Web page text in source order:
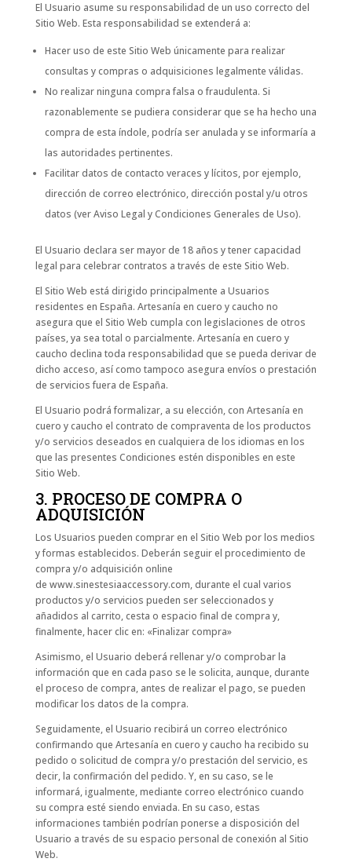
El Usuario asume su responsabilidad de un uso correcto del
Sitio Web. Esta responsabilidad se extenderá a:
Hacer uso de este Sitio Web únicamente para realizar
consultas y compras o adquisiciones legalmente válidas.
No realizar ninguna compra falsa o fraudulenta. Si
razonablemente se pudiera considerar que se ha hecho una
compra de esta índole, podría ser anulada y se informaría a
las autoridades pertinentes.
Facilitar datos de contacto veraces y lícitos, por ejemplo,
dirección de correo electrónico, dirección postal y/u otros
datos (ver Aviso Legal y Condiciones Generales de Uso).
El Usuario declara ser mayor de 18 años y tener capacidad
legal para celebrar contratos a través de este Sitio Web.
El Sitio Web está dirigido principalmente a Usuarios
residentes en España. Artesanía en cuero y caucho no
asegura que el Sitio Web cumpla con legislaciones de otros
países, ya sea total o parcialmente. Artesanía en cuero y
caucho declina toda responsabilidad que se pueda derivar de
dicho acceso, así como tampoco asegura envíos o prestación
de servicios fuera de España.
El Usuario podrá formalizar, a su elección, con Artesanía en
cuero y caucho el contrato de compraventa de los productos
y/o servicios deseados en cualquiera de los idiomas en los
que las presentes Condiciones estén disponibles en este
Sitio Web.
3. PROCESO DE COMPRA O
ADQUISICIÓN
Los Usuarios pueden comprar en el Sitio Web por los medios
y formas establecidos. Deberán seguir el procedimiento de
compra y/o adquisición online
de www.sinestesiaaccessory.com, durante el cual varios
productos y/o servicios pueden ser seleccionados y
añadidos al carrito, cesta o espacio final de compra y,
finalmente, hacer clic en: «Finalizar compra»
Asimismo, el Usuario deberá rellenar y/o comprobar la
información que en cada paso se le solicita, aunque, durante
el proceso de compra, antes de realizar el pago, se pueden
modificar los datos de la compra.
Seguidamente, el Usuario recibirá un correo electrónico
confirmando que Artesanía en cuero y caucho ha recibido su
pedido o solicitud de compra y/o prestación del servicio, es
decir, la confirmación del pedido. Y, en su caso, se le
informará, igualmente, mediante correo electrónico cuando
su compra esté siendo enviada. En su caso, estas
informaciones también podrían ponerse a disposición del
Usuario a través de su espacio personal de conexión al Sitio
Web.